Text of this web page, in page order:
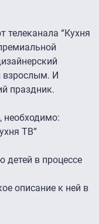
телеканала “Кухня
взрослым. И
праздник.
необходимо:
ТВ”
детей в процессе
описание к ней в